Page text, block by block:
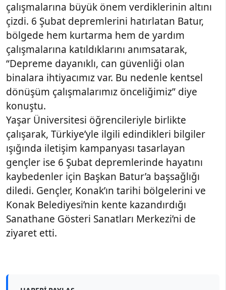
çalışmalarına büyük önem verdiklerinin altını
çizdi. 6 Şubat depremlerini hatırlatan Batur,
bölgede hem kurtarma hem de yardım
çalışmalarına katıldıklarını anımsatarak,
“Depreme dayanıklı, can güvenliği olan
binalara ihtiyacımız var. Bu nedenle kentsel
dönüşüm çalışmalarımız önceliğimiz” diye
konuştu.
Yaşar Üniversitesi öğrencileriyle birlikte
çalışarak, Türkiye’yle ilgili edindikleri bilgiler
ışığında iletişim kampanyası tasarlayan
gençler ise 6 Şubat depremlerinde hayatını
kaybedenler için Başkan Batur’a başsağlığı
diledi. Gençler, Konak’ın tarihi bölgelerini ve
Konak Belediyesi’nin kente kazandırdığı
Sanathane Gösteri Sanatları Merkezi’ni de
ziyaret etti.